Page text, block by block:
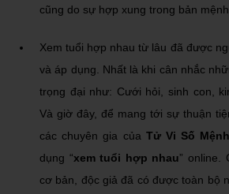
cũng do sự hợp xung trong bản mệnh.
Xem tuổi hợp nhau từ lâu đã được
và áp dụng. Nhất là khi cân nhắc
trọng đại như: Cưới hỏi, sinh con,
Và giờ đây, để mang tới sự thuận
các chuyên gia của Tử Vi Số Mệnh
dụng “xem tuổi hợp nhau” online.
cơ bản, độc giả đã có được toàn bộ